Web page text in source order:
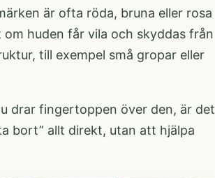
är ofta röda, bruna eller rosa
huden får vila och skyddas från
till exempel små gropar eller
drar fingertoppen över den, är det
bort” allt direkt, utan att hjälpa